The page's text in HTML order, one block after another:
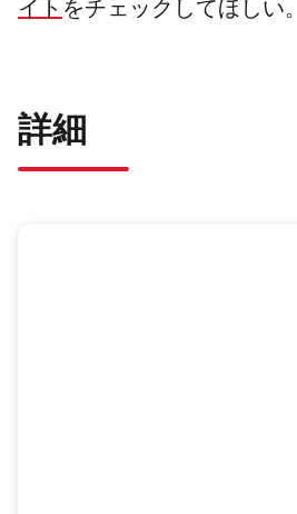
イトをチェックしてほしい。
詳細